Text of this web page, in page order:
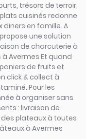
trésors de terroir,
cuisinés redonne
diners en famille. A
une solution
de charcuterie à
Avermes Et quand
de fruits et
click & collect à
Pour les
à organiser sans
: livraison de
plateaux à toutes
à Avermes